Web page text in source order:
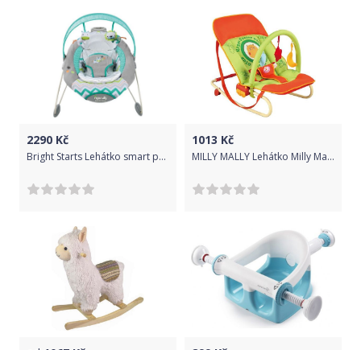
2290 Kč
Bright Starts Lehátko smart pohupujíci s melodií Ridgedale 0m +, do 9 kg, 2018
1013 Kč
MILLY MALLY Lehátko Milly Mally Hippo